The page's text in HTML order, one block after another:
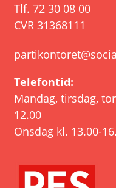
Tlf. 72 30 08 00
CVR 31368111
Telefontid:
Mandag, tirsdag,
12.00
Onsdag kl. 13.00-